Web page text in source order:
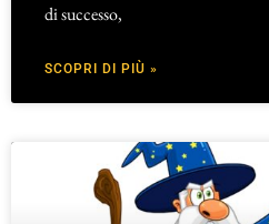
di successo,
SCOPRI DI PIÙ »